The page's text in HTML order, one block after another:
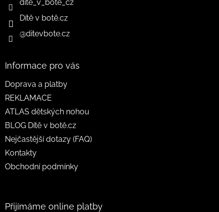
dite_v_bote_cz
Dítě v botě.cz
@ditevbote.cz
Informace pro vás
Doprava a platby
REKLAMACE
ATLAS dětských nohou
BLOG Dítě v botě.cz
Nejčastější dotazy (FAQ)
Kontakty
Obchodní podmínky
Přijímáme online platby